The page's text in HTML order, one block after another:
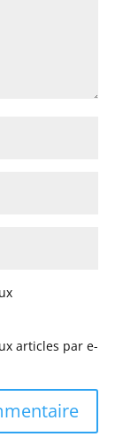
articles par e-